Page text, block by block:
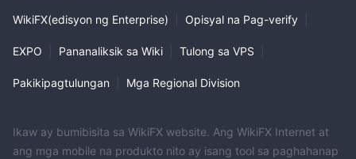
WikiFX(edisyon ng Enterprise) Opisyal na Pag-verify
EXPO Pananaliksik sa Wiki Tulong sa VPS
Pakikipagtulungan Mga Regional Division
Ikaw ay bumibisita sa WikiFX website. Ang WikiFX Internet at
ang mga mobile na produkto nito ay isang tool sa paghahanap